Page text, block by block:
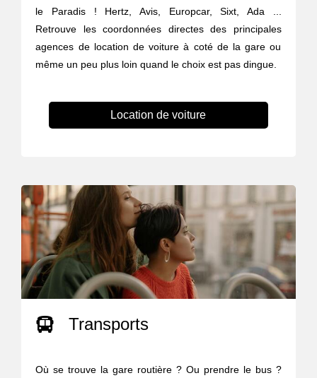
le Paradis ! Hertz, Avis, Europcar, Sixt, Ada ...
Retrouve les coordonnées directes des principales
agences de location de voiture à coté de la gare ou
même un peu plus loin quand le choix est pas dingue.
Location de voiture
Transports
Où se trouve la gare routière ? Ou prendre le bus ?